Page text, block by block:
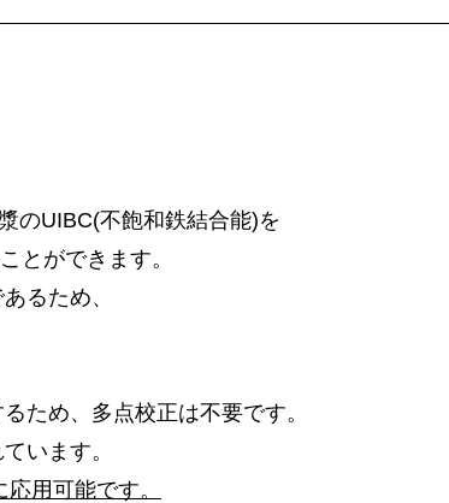
のUIBC(不飽和鉄結合能)を
とができます。
るため、
ため、多点校正は不要です。
います。
用可能です。